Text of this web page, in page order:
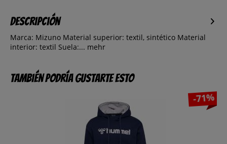
Descripción
Marca: Mizuno Material superior: textil, sintético Material
interior: textil Suela:... mehr
También podría gustarte esto
-71%